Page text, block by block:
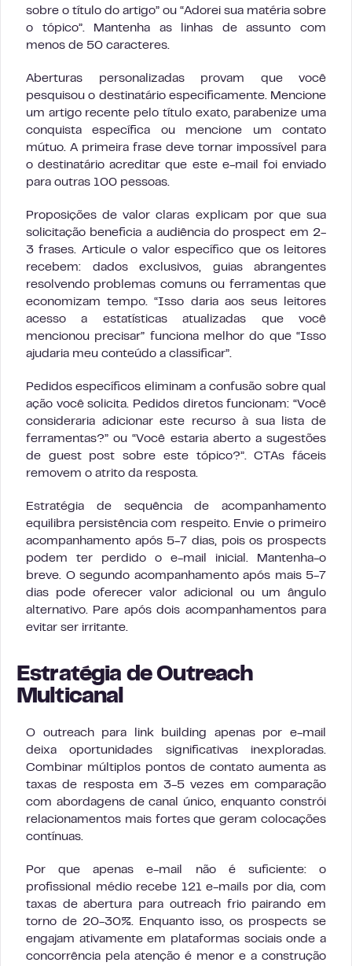
sobre o título do artigo” ou “Adorei sua matéria sobre
o tópico”. Mantenha as linhas de assunto com
menos de 50 caracteres.
Aberturas personalizadas provam que você
pesquisou o destinatário especificamente. Mencione
um artigo recente pelo título exato, parabenize uma
conquista específica ou mencione um contato
mútuo. A primeira frase deve tornar impossível para
o destinatário acreditar que este e-mail foi enviado
para outras 100 pessoas.
Proposições de valor claras explicam por que sua
solicitação beneficia a audiência do prospect em 2-
3 frases. Articule o valor específico que os leitores
recebem: dados exclusivos, guias abrangentes
resolvendo problemas comuns ou ferramentas que
economizam tempo. “Isso daria aos seus leitores
acesso a estatísticas atualizadas que você
mencionou precisar” funciona melhor do que “Isso
ajudaria meu conteúdo a classificar”.
Pedidos específicos eliminam a confusão sobre qual
ação você solicita. Pedidos diretos funcionam: “Você
consideraria adicionar este recurso à sua lista de
ferramentas?” ou “Você estaria aberto a sugestões
de guest post sobre este tópico?”. CTAs fáceis
removem o atrito da resposta.
Estratégia de sequência de acompanhamento
equilibra persistência com respeito. Envie o primeiro
acompanhamento após 5-7 dias, pois os prospects
podem ter perdido o e-mail inicial. Mantenha-o
breve. O segundo acompanhamento após mais 5-7
dias pode oferecer valor adicional ou um ângulo
alternativo. Pare após dois acompanhamentos para
evitar ser irritante.
Estratégia de Outreach
Multicanal
O outreach para link building apenas por e-mail
deixa oportunidades significativas inexploradas.
Combinar múltiplos pontos de contato aumenta as
taxas de resposta em 3-5 vezes em comparação
com abordagens de canal único, enquanto constrói
relacionamentos mais fortes que geram colocações
contínuas.
Por que apenas e-mail não é suficiente: o
profissional médio recebe 121 e-mails por dia, com
taxas de abertura para outreach frio pairando em
torno de 20-30%. Enquanto isso, os prospects se
engajam ativamente em plataformas sociais onde a
concorrência pela atenção é menor e a construção